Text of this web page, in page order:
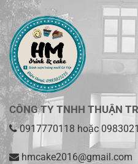
CÔNG TY TNHH THUẬN
0917770118 hoặc
hmcake2016@gmail.com